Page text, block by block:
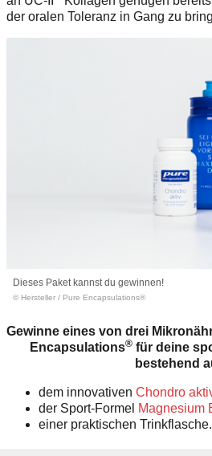
der oralen Toleranz in Gang zu
Dieses Paket kannst du gewinnen!
© Hersteller / Pure Encapsulations®
Gewinne eines von drei
Encapsulations®für deine
bestehend
dem innovativen Chondro
der Sport-Formel Magnesium
einer praktischen Trinkflasche.